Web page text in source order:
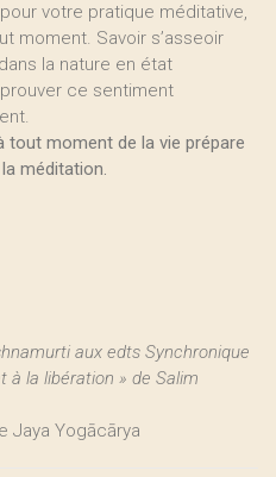
votre pratique méditative,
moment. Savoir s’asseoir
la nature en état
ce sentiment
tout moment de la vie prépare
méditation.
aux edts Synchronique
à la libération » de Salim
Jaya Yogācārya